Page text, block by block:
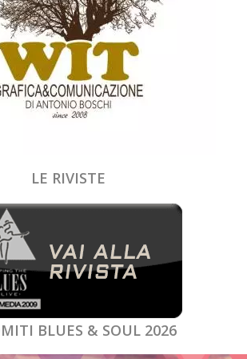
LE RIVISTE
BLUES & SOUL 2026